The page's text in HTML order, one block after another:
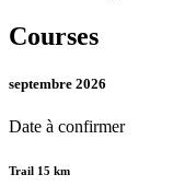
Courses
septembre 2026
Date à confirmer
Trail 15 km